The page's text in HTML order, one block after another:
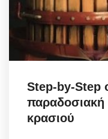
Step-by-Step
παραδοσιακή
κρασιού